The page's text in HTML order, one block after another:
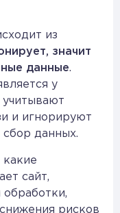
из
значит
данные.
у
учитывают
и игнорируют
сбор данных.
какие
сайт,
обработки,
рисков